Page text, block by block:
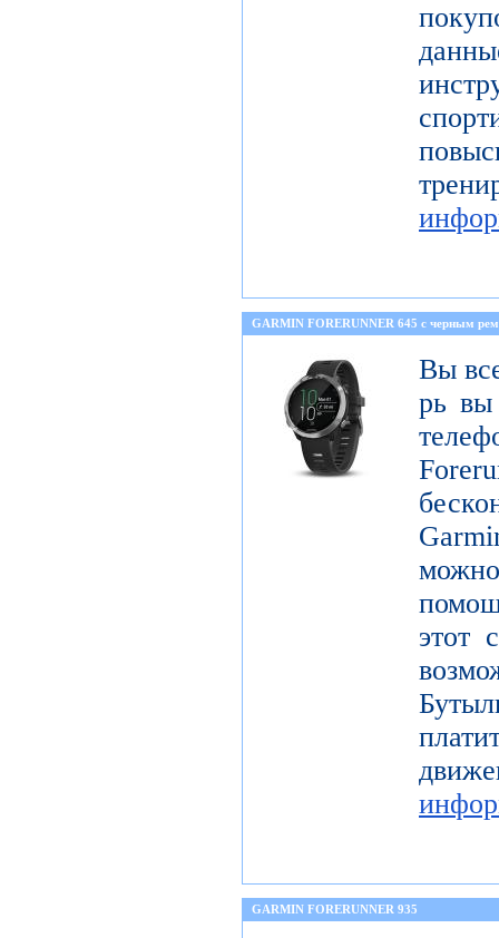
GARMIN FORERUNNER 645 с черным
Вы
рь вы
этот
GARMIN FORERUNNER 935